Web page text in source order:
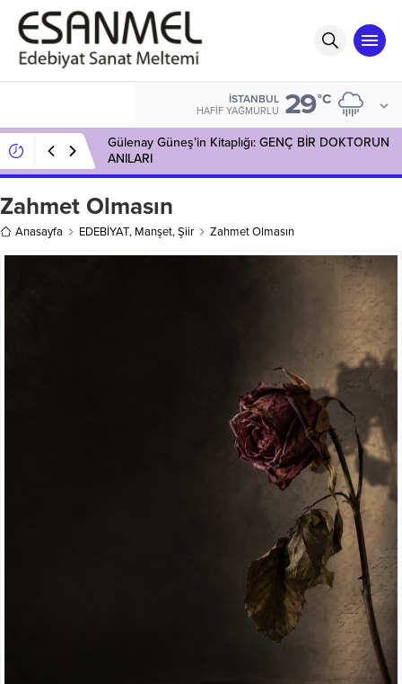
İSTANBUL
HAFIF YAĞMURLU 29°C
Gülenay Güneş’in Kitaplığı: GENÇ BİR DOKTORUN
ANILARI
Zahmet Olmasın
Anasayfa EDEBİYAT, Manşet,Şiir Zahmet Olmasın